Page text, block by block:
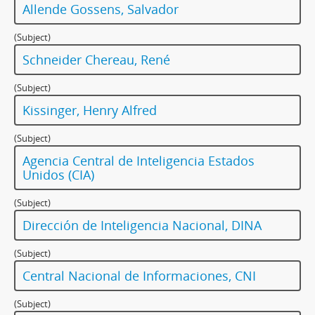
Allende Gossens, Salvador
(Subject)
Schneider Chereau, René
(Subject)
Kissinger, Henry Alfred
(Subject)
Agencia Central de Inteligencia Estados
Unidos (CIA)
(Subject)
Dirección de Inteligencia Nacional, DINA
(Subject)
Central Nacional de Informaciones, CNI
(Subject)